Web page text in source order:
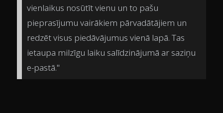
vienlaikus nosūtīt vienu un to pašu
pieprasījumu vairākiem pārvadātājiem un
redzēt visus piedāvājumus vienā lapā. Tas
ietaupa milzīgu laiku salīdzinājumā ar saziņu
e-pastā."